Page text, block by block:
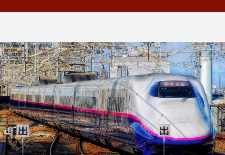
NOS ACTIONS
CONTACT